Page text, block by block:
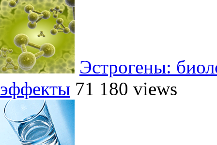
Эстрогены:
эффекты 71 180 views